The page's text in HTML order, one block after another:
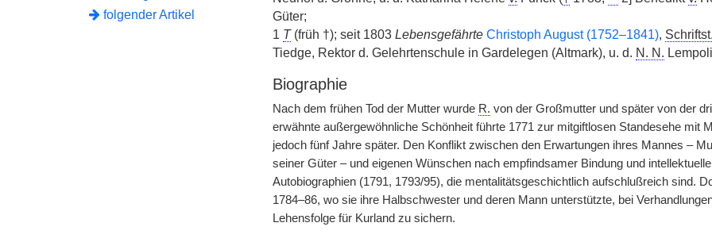
folgender Artikel
Güter;
1 T(früh †); seit 1803 Lebensgefährte Christoph August (1752–1841), Schriftst.
Tiedge, Rektor d. Gelehrtenschule in Gardelegen (Altmark), u. d. N. N.
Biographie
Nach dem frühen Tod der Mutter wurde R. von der Großmutter und später von der
erwähnte außergewöhnliche Schönheit führte 1771 zur mitgiftlosen Standesehe mit
jedoch fünf Jahre später. Den Konflikt zwischen den Erwartungen ihres Mannes –
seiner Güter – und eigenen Wünschen nach empfindsamer Bindung und
Autobiographien (1791, 1793/95), die mentalitätsgeschichtlich aufschlußreich sind.
1784–86, wo sie ihre Halbschwester und deren Mann unterstützte, bei
Lehensfolge für Kurland zu sichern.